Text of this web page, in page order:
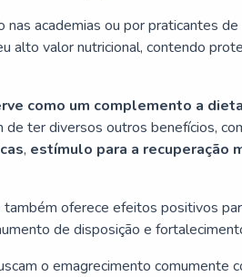
nas academias ou por praticantes
alto valor nutricional, contendo
como um complemento a
de ter diversos outros benefícios,
, estímulo para a recuperação
oferece efeitos positivos
de disposição e
o emagrecimento comumente